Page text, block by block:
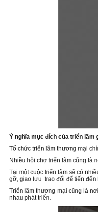
Ý nghĩa mục đích của triển lãm
Tổ chức triển lãm thương mại
Nhiều hội chợ triển lãm cũng là
Tại một cuộc triển lãm sẽ có
gỡ, giao lưu trao đổi để tiến đến
Triển lãm thương mại cũng là
nhau phát triển.